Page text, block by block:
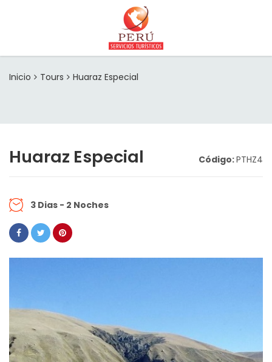
Inicio Tours Huaraz Especial
Huaraz Especial Código:PTHZ4
3 Dias - 2 Noches